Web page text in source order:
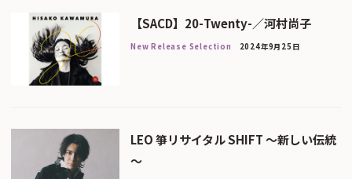
【SACD】20-Twenty-／河村尚子
New Release Selection 2024年9月25日
LEO 箏リサイタル SHIFT ～新しい伝統
～